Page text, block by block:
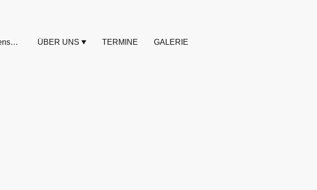
Motorradfreunde Regensburg ÜBER UNS TERMINE GALERIE